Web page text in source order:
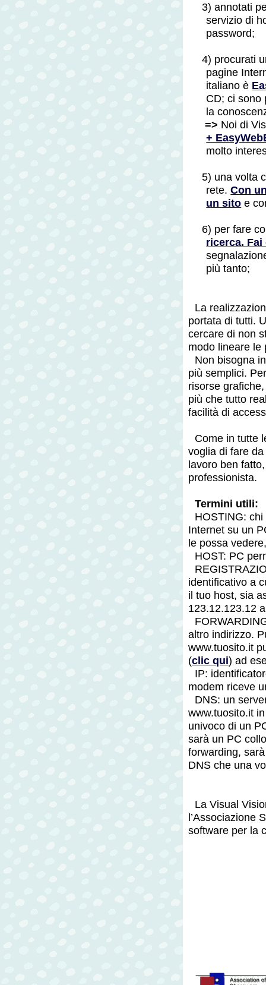
3) annotati
servizio di
password;
4) procurati
pagine
italiano è
CD; ci sono
la
=> Noi di
+
molto
5) una volta
rete.Con
un sito e
6) per fare
ricerca.
più tanto;
La
portata di tutti.
cercare di non
modo lineare
Non bisogna
più semplici.
risorse
più che tutto
facilità di
Come in tutte
voglia di fare
lavoro ben
professionista.
Termini utili:
HOSTING: chi
Internet su un
le possa
HOST: PC
identificativo a
il tuo host, sia
123.12.123.12
altro indirizzo.
www.tuosito.it
(clic qui) ad
IP:
modem riceve
DNS: un
www.tuosito.it
univoco di un
sarà un PC
forwarding,
DNS che una
La Visual
l’Associazione
software per la